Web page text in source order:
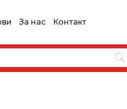
За нас Контакт